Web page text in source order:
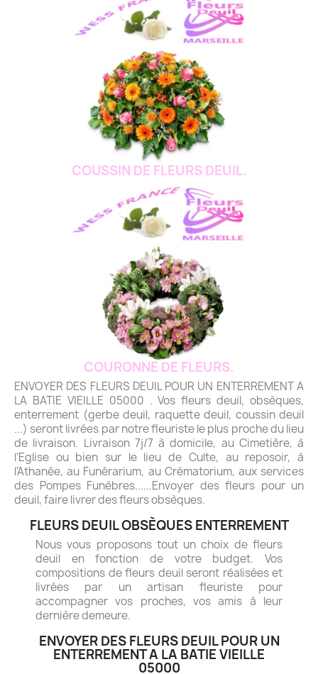
COUSSIN DE FLEURS DEUIL.
COURONNE DE FLEURS.
ENVOYER DES FLEURS DEUIL POUR UN ENTERREMENT A
LA BATIE VIEILLE 05000 . Vos fleurs deuil, obsèques,
enterrement (gerbe deuil, raquette deuil, coussin deuil
...) seront livrées par notre fleuriste le plus proche du lieu
de livraison. Livraison 7j/7 à domicile, au Cimetière, à
l'Eglise ou bien sur le lieu de Culte, au reposoir, à
l'Athanée, au Funérarium, au Crématorium, aux services
des Pompes Funèbres......Envoyer des fleurs pour un
deuil, faire livrer des fleurs obsèques.
FLEURS DEUIL OBSÈQUES ENTERREMENT
Nous vous proposons tout un choix de fleurs
deuil en fonction de votre budget. Vos
compositions de fleurs deuil seront réalisées et
livrées par un artisan fleuriste pour
accompagner vos proches, vos amis à leur
dernière demeure.
ENVOYER DES FLEURS DEUIL POUR UN
ENTERREMENT A LA BATIE VIEILLE
05000